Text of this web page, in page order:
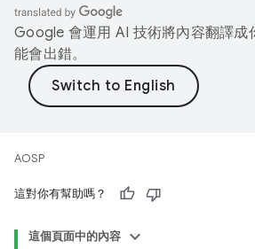
Google 會運用 AI 技術將內容翻譯成
能會出錯。
AOSP
這對你有幫助嗎？
這個頁面中的內容